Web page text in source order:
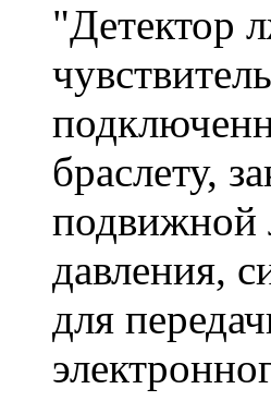
"Детектор
браслету,
подвижной
давления,
для